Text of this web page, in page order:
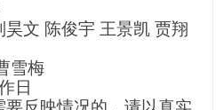
昊文 陈俊宇 王景凯 贾翔
雪梅
日